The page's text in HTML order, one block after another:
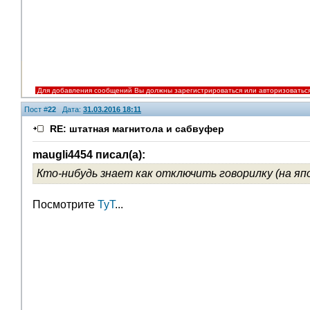
Для добавления сообщений Вы должны зарегистрироваться или
Пост #22 Дата: 31.03.2016 18:11
RE: штатная магнитола и сабвуфер
maugli4454 писал(а):
Кто-нибудь знает как отключить говорилку (на
Посмотрите ТуТ...